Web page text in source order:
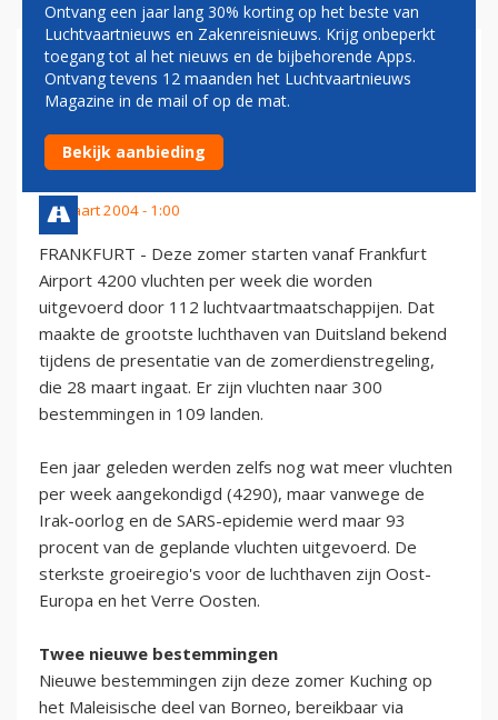
DEZE ZOMER 4200
VLUCHTEN PER WEEK VIA
FRANKFURT AIRPORT
19 maart 2004 - 1:00
FRANKFURT - Deze zomer starten vanaf Frankfurt
Airport 4200 vluchten per week die worden
uitgevoerd door 112 luchtvaartmaatschappijen. Dat
maakte de grootste luchthaven van Duitsland bekend
tijdens de presentatie van de zomerdienstregeling,
die 28 maart ingaat. Er zijn vluchten naar 300
bestemmingen in 109 landen.
Een jaar geleden werden zelfs nog wat meer vluchten
per week aangekondigd (4290), maar vanwege de
Irak-oorlog en de SARS-epidemie werd maar 93
procent van de geplande vluchten uitgevoerd. De
sterkste groeiregio's voor de luchthaven zijn Oost-
Europa en het Verre Oosten.
Twee nieuwe bestemmingen
Nieuwe bestemmingen zijn deze zomer Kuching op
het Maleisische deel van Borneo, bereikbaar via
Ontvang een jaar lang 30% korting op het beste van
Luchtvaartnieuws en Zakenreisnieuws. Krijg onbeperkt
toegang tot al het nieuws en de bijbehorende Apps.
Ontvang tevens 12 maanden het Luchtvaartnieuws
Magazine in de mail of op de mat.
Bekijk aanbieding